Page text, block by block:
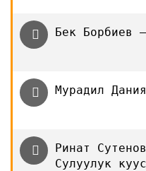
Бек Борбиев
Мурадил
Ринат
Сулуулук